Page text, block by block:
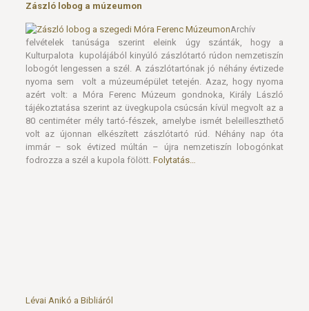
Zászló lobog a múzeumon
Archív
felvételek tanúsága szerint eleink úgy szánták, hogy a
Kulturpalota kupolájából kinyúló zászlótartó rúdon nemzetiszín
lobogót lengessen a szél. A zászlótartónak jó néhány évtizede
nyoma sem volt a múzeumépület tetején. Azaz, hogy nyoma
azért volt: a Móra Ferenc Múzeum gondnoka, Király László
tájékoztatása szerint az üvegkupola csúcsán kívül megvolt az a
80 centiméter mély tartó-fészek, amelybe ismét beleilleszthető
volt az újonnan elkészített zászlótartó rúd. Néhány nap óta
immár – sok évtized múltán – újra nemzetiszín lobogónkat
fodrozza a szél a kupola fölött. Folytatás…
Lévai Anikó a Bibliáról